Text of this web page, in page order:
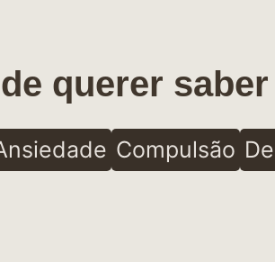
querer
Compulsão